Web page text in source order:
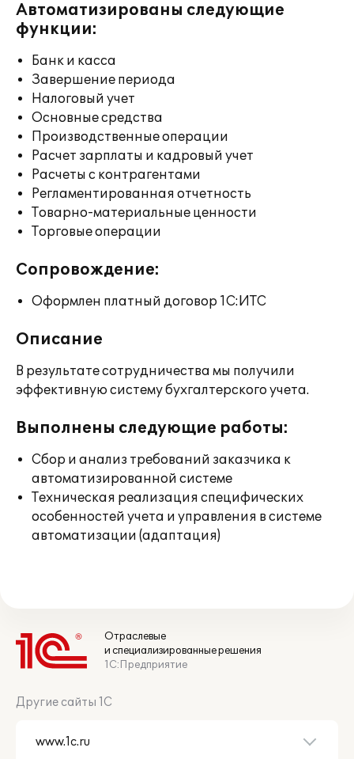
Автоматизированы следующие
функции:
Банк и касса
Завершение периода
Налоговый учет
Основные средства
Производственные операции
Расчет зарплаты и кадровый учет
Расчеты с контрагентами
Регламентированная отчетность
Товарно-материальные ценности
Торговые операции
Сопровождение:
Оформлен платный договор 1С:ИТС
Описание
В результате сотрудничества мы получили
эффективную систему бухгалтерского учета.
Выполнены следующие работы:
Сбор и анализ требований заказчика к
автоматизированной системе
Техническая реализация специфических
особенностей учета и управления в системе
автоматизации (адаптация)
Отраслевые
и специализированные решения
1С:Предприятие
Другие сайты 1С